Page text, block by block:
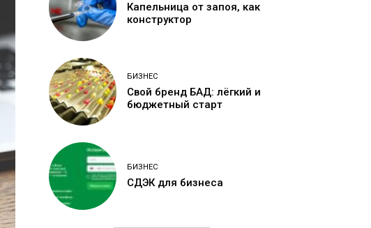
Капельница от запоя, как
конструктор
БИЗНЕС
Свой бренд БАД: лёгкий и
бюджетный старт
БИЗНЕС
СДЭК для бизнеса